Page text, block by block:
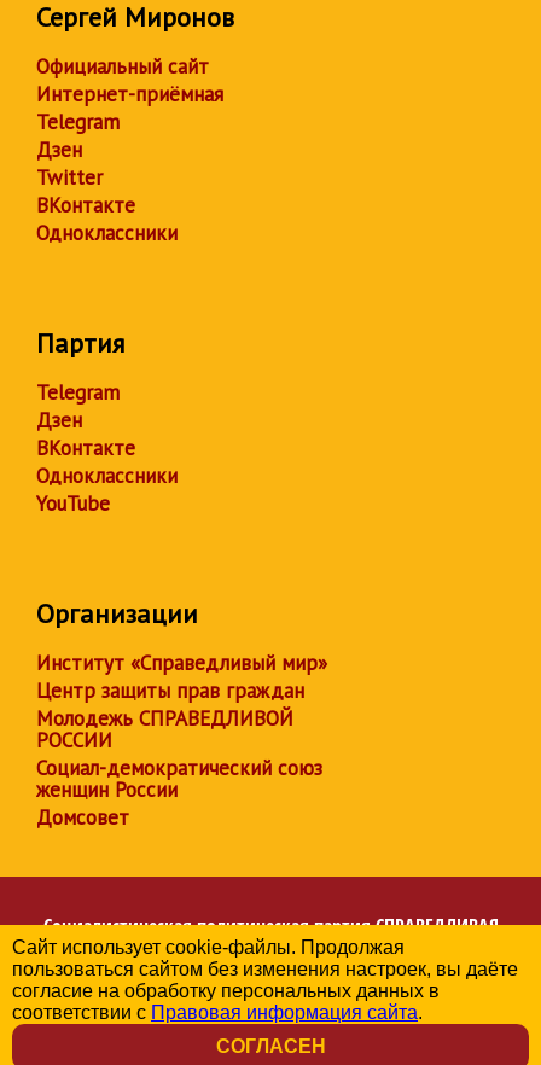
Сергей Миронов
Официальный сайт
Интернет-приёмная
Telegram
Дзен
Twitter
ВКонтакте
Одноклассники
Партия
Telegram
Дзен
ВКонтакте
Одноклассники
YouTube
Организации
Институт «Справедливый мир»
Центр защиты прав граждан
Молодежь СПРАВЕДЛИВОЙ
РОССИИ
Социал-демократический союз
женщин России
Домсовет
Социалистическая политическая партияСПРАВЕДЛИВАЯ
РОССИЯ
Региональное отделение партии в Чувашской Республике
© 2006-2026
Политика в отношении обработки персональных данных
Сайт использует cookie-файлы. Продолжая
пользоваться сайтом без изменения настроек, вы даёте
согласие на обработку персональных данных в
соответствии с Правовая информация сайта.
СОГЛАСЕН